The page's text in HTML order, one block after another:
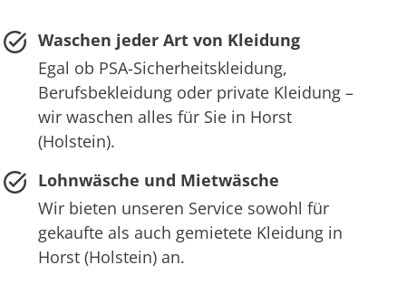
Waschen jeder Art von Kleidung
Egal ob PSA-Sicherheitskleidung,
Berufsbekleidung oder private Kleidung –
wir waschen alles für Sie in Horst
(Holstein).
Lohnwäsche und Mietwäsche
Wir bieten unseren Service sowohl für
gekaufte als auch gemietete Kleidung in
Horst (Holstein) an.